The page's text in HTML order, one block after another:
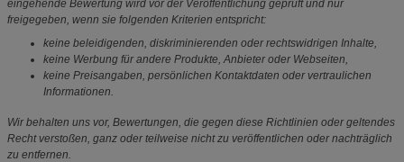
eingehende Bewertung wird vor der Veröffentlichung geprüft und nur
freigegeben, wenn sie folgenden Kriterien entspricht:
keine beleidigenden, diskriminierenden oder rechtswidrigen Inhalte,
keine Werbung für andere Produkte, Anbieter oder Webseiten,
keine Preisangaben, persönlichen Kontaktdaten oder vertraulichen
Informationen.
Wir behalten uns vor, Bewertungen, die gegen diese Richtlinien oder geltendes
Recht verstoßen, ganz oder teilweise nicht zu veröffentlichen oder nachträglich
zu entfernen.